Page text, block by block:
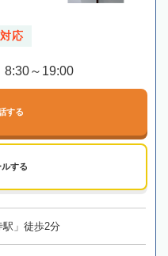
応
8:30～19:00
する
ルする
」徒歩2分